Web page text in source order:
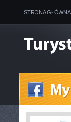
STRONA GŁÓWNA